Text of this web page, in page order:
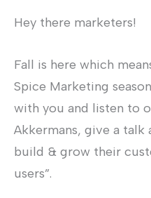
Hey there marketers!
Fall is here which
Spice Marketing
with you and listen to
Akkermans, give a talk
build & grow their
users”.